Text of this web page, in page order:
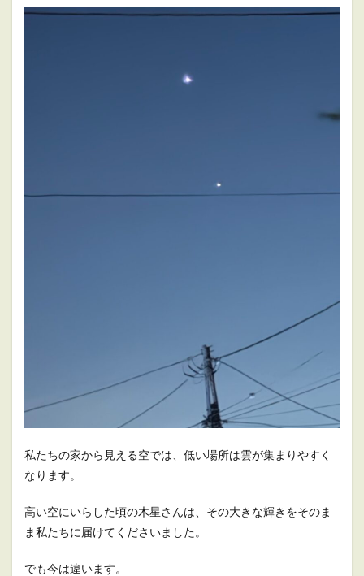
私たちの家から見える空では、低い場所は雲が集まりやすく
なります。
高い空にいらした頃の木星さんは、その大きな輝きをそのま
ま私たちに届けてくださいました。
でも今は違います。